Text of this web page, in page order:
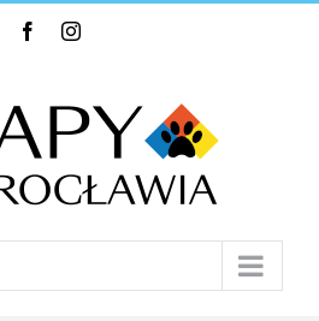
FacebookInstagram